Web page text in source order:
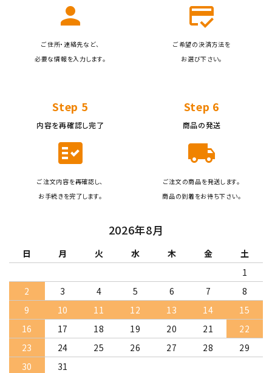
person
ご住所・連絡先など、
必要な情報を入力します。
credit_score
ご希望の決済方法を
お選び下さい。
Step 5
内容を再確認し完了
fact_check
ご注文内容を再確認し、
お手続きを完了します。
Step 6
商品の発送
local_shipping
ご注文の商品を発送します。
商品の到着をお待ち下さい。
2026年8月
日 月 火 水 木 金
土
1
2
3 4 5 6 7
8
9
10 11 12 13 14
15
16
17 18 19 20 21
22
23
24 25 26 27 28
29
30
31